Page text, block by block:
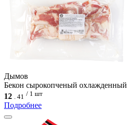
Дымов
Бекон сырокопченый охлажденный
12 . 41 / 1 шт
Подробнее